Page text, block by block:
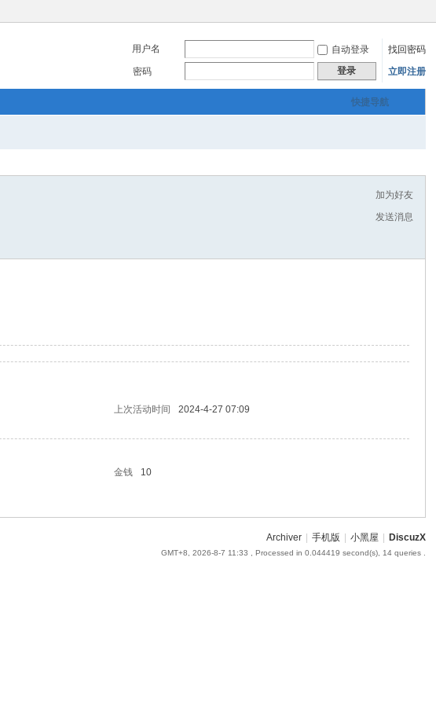
用户名 自动登录
找回密码
密码
登录 立即注册
快捷导航
加为好友
发送消息
上次活动时间
2024-4-27 07:09
金钱
10
Archiver 手机版 小黑屋 DiscuzX
GMT+8, 2026-8-7 11:33 , Processed in 0.044419 second(s), 14 queries .